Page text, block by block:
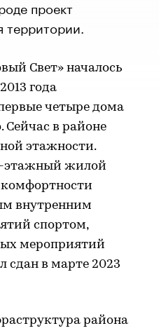
проект
территории.
Свет» началось
года
четыре дома
Сейчас в районе
этажности.
этажный жилой
внутренним
спортом,
мероприятий
сдан в марте 2023
района